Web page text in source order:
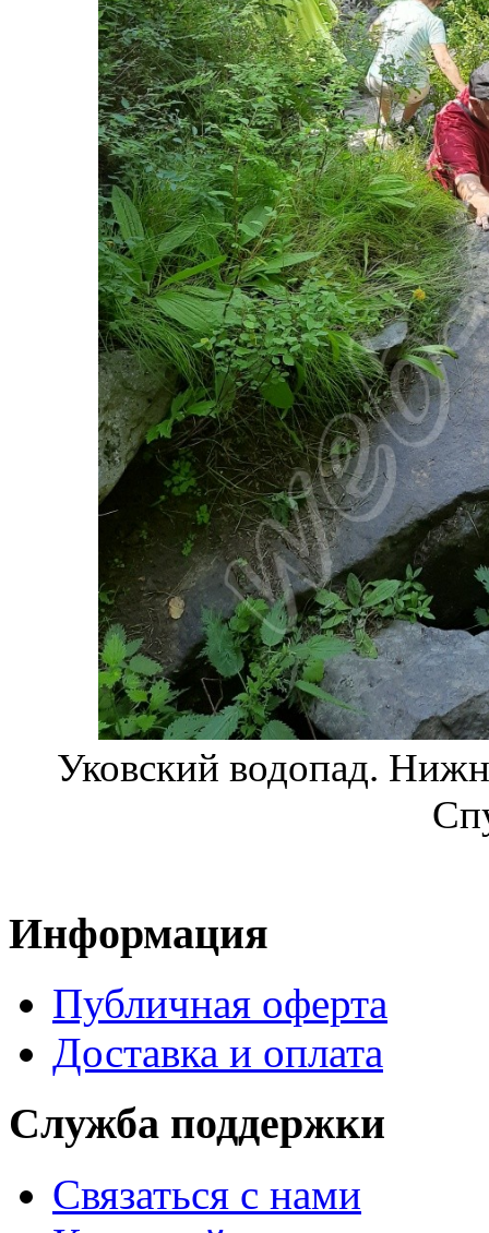
Уковский водопад.
Информация
Публичная оферта
Доставка и оплата
Служба поддержки
Связаться с нами